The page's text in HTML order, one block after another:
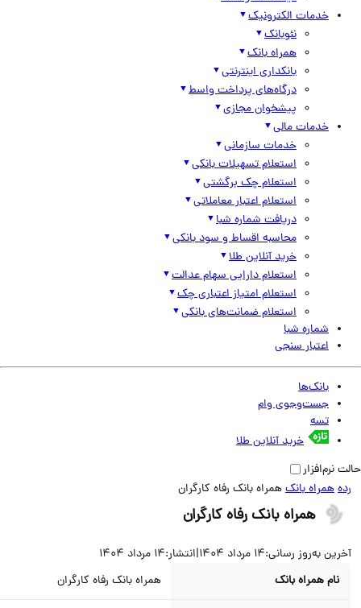
خدمات الکترونیک
نئوبانک
همراه بانک
بانکداری اینترنتی
درگاه‌های پرداخت واسط
پیشخوان مجازی
خدمات مالی
خدمات سازمانی
استعلام تسهیلات بانکی
استعلام چک برگشتی
استعلام اعتبار معاملاتی
دریافت شماره شبا
محاسبه اقساط و سود بانکی
خرید آنلاین طلا
استعلام دارایی سهام عدالت
استعلام امتیاز اعتباری چک
استعلام ضمانت‌های بانکی
شماره شبا
اعتبار سنجی
بانک‌ها
جست‌وجوی وام
تسه
خرید آنلاین طلا
همراه بانکهمراه بانک رفاه کارگران
همراه بانک رفاه کارگران
به‌روز رسانی:14 مرداد 1404 |انتشار:14 مرداد 1404
نام همراه بانک
همراه بانک رفاه کارگران